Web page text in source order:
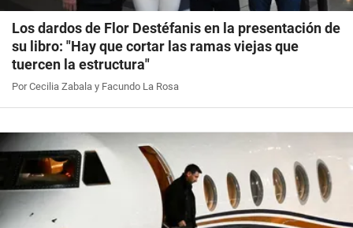
Los dardos de Flor Destéfanis en la presentación de
su libro: "Hay que cortar las ramas viejas que
tuercen la estructura"
Por Cecilia Zabala y Facundo La Rosa